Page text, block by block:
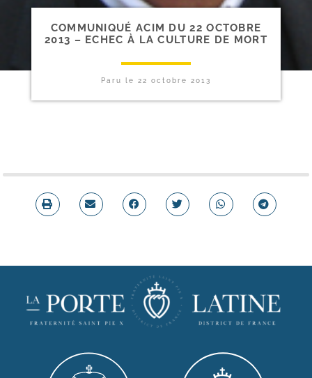
COMMUNIQUÉ ACIM DU 22 OCTOBRE
2013 – ECHEC À LA CULTURE DE MORT
Paru le 22 octobre 2013